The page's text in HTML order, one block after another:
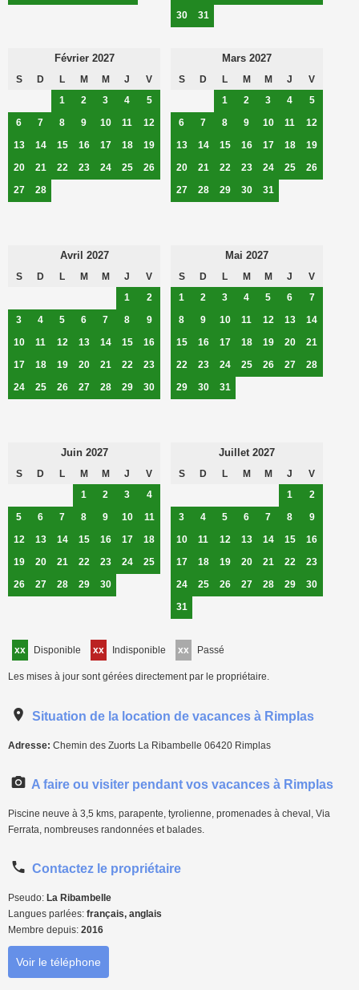
30
31
Février 2027
S D L M M J
V
1
2 3 4
5
6
7 8 9 10 11
12
13
14 15 16 17 18
19
20
21 22 23 24 25
26
27
28
Mars 2027
S D L M M J
V
1
2 3 4
5
6
7 8 9 10 11
12
13
14 15 16 17 18
19
20
21 22 23 24 25
26
27
28 29 30 31
Avril 2027
S D L M M J
V
1
2
3
4 5 6 7 8
9
10
11 12 13 14 15
16
17
18 19 20 21 22
23
24
25 26 27 28 29 30
Mai 2027
S D L M M J
V
1
2 3 4 5 6
7
8
9 10 11 12 13
14
15
16 17 18 19 20
21
22
23 24 25 26 27
28
29
30 31
Juin 2027
S D L M M J
V
1
2 3
4
5
6 7 8 9 10
11
12
13 14 15 16 17
18
19
20 21 22 23 24
25
26
27 28 29 30
Juillet 2027
S D L M M J
V
1
2
3
4 5 6 7 8
9
10
11 12 13 14 15
16
17
18 19 20 21 22
23
24
25 26 27 28 29
30
31
xx Disponible xx Indisponible xx Passé
Les mises à jour sont gérées directement par le propriétaire.
Situation de la location de vacances à Rimplas
Adresse: Chemin des Zuorts La Ribambelle 06420 Rimplas
A faire ou visiter pendant vos vacances à Rimplas
Piscine neuve à 3,5 kms, parapente, tyrolienne, promenades à cheval, Via
Ferrata, nombreuses randonnées et balades.
Contactez le propriétaire
Pseudo: La Ribambelle
Langues parlées: français, anglais
Membre depuis: 2016
Voir le téléphone